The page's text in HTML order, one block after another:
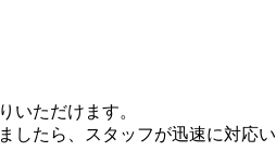
いただけます。
したら、スタッフが迅速に対応